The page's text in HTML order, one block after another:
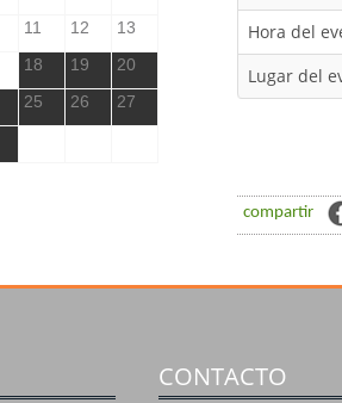
Hora del
Lugar del
compartir
CONTACTO